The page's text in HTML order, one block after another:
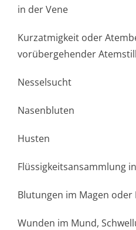
in der Vene
Kurzatmigkeit oder
vorübergehender
Nesselsucht
Nasenbluten
Husten
Flüssigkeitsan­sammlung
Blutungen im Magen oder
Wunden im Mund,